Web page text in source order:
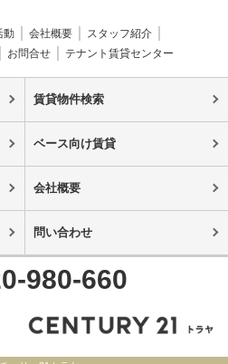
動 会社概要
スタッフ紹介
お問合せ テナント賃貸センター
賃貸物件検索
ベース向け賃貸
会社概要
問い合わせ
980-660